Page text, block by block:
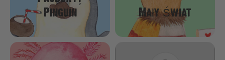
Pinguin
Mały Świat